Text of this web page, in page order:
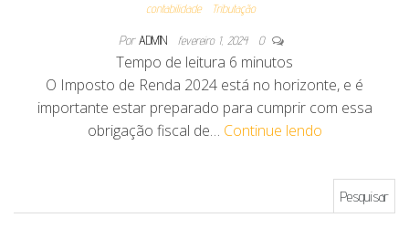
contabilidade
Tributação
Por ADMIN fevereiro 1, 2024 0
Tempo de leitura 6 minutos
O Imposto de Renda 2024 está no horizonte, e é
importante estar preparado para cumprir com essa
obrigação fiscal de… Continue lendo